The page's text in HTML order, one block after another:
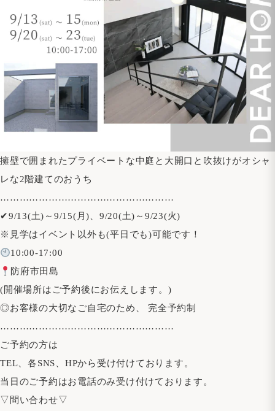
擁壁で囲まれたプライベートな中庭と大開口と吹抜けがオシャ
レな2階建てのおうち
………………………………………………
✔9/13(土)～9/15(月)、9/20(土)～9/23(火)
※見学はイベント以外も(平日でも)可能です！
10:00-17:00
防府市田島
(開催場所はご予約後にお伝えします。)
◎お客様の大切なご自宅のため、 完全予約制
………………………………………………
ご予約の方は
TEL、各SNS、HPから受け付けております。
当日のご予約はお電話のみ受け付けております。
▽問い合わせ▽